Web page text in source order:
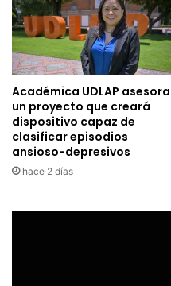
Académica UDLAP asesora
un proyecto que creará
dispositivo capaz de
clasificar episodios
ansioso-depresivos
hace 2 días